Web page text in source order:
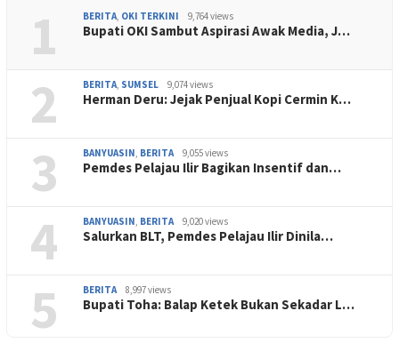
1 BERITA, OKI TERKINI 9,764 views
Bupati OKI Sambut Aspirasi Awak Media, J…
2 BERITA, SUMSEL 9,074 views
Herman Deru: Jejak Penjual Kopi Cermin K…
3 BANYUASIN, BERITA 9,055 views
Pemdes Pelajau Ilir Bagikan Insentif dan…
4 BANYUASIN, BERITA 9,020 views
Salurkan BLT, Pemdes Pelajau Ilir Dinila…
5 BERITA 8,997 views
Bupati Toha: Balap Ketek Bukan Sekadar L…